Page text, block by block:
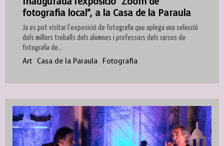
fotografia local", a la Casa de la Paraula
Ja es pot visitar l’exposició de fotografia que aplega una selecció
dels millors treballs dels alumnes i professors dels cursos de
fotografia de...
Art Casa de la Paraula Fotografia